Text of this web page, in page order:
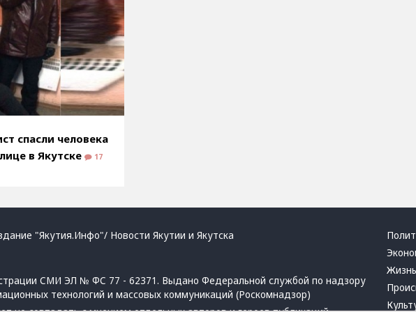
спасли человека
в Якутске
17
"Якутия.Инфо"/ Новости Якутии и Якутска
СМИ ЭЛ № ФС 77 - 62371. Выдано Федеральной службой по надзору
технологий и массовых коммуникаций (Роскомнадзор)
Жизнь